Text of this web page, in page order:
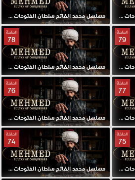
مسلسل محمد الفاتح سلطان الفتوحات مترجم الحلقة 81 HD مسلسل محمد الفاتح سلطان الفتوحات مترجم الحلقة 80 HD
الحلقة
79
مسلسل محمد الفاتح سلطان الفتوحات مترجم الحلقة 79 HD
الحلقة
78
مسلسل محمد الفاتح سلطان الفتوحات مترجم الحلقة 78 HD
الحلقة
77
مسلسل محمد الفاتح سلطان الفتوحات مترجم الحلقة 77 HD
الحلقة
76
مسلسل محمد الفاتح سلطان الفتوحات مترجم الحلقة 76 HD
الحلقة
75
مسلسل محمد الفاتح سلطان الفتوحات مترجم الحلقة 75 HD
الحلقة
74
مسلسل محمد الفاتح سلطان الفتوحات مترجم الحلقة 74 HD